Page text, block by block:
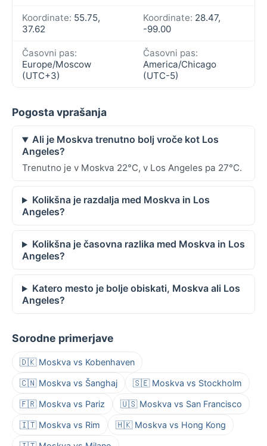
Koordinate: 55.75,
37.62
Koordinate: 28.47,
-99.00
Časovni pas:
Europe/Moscow
(UTC+3)
Časovni pas:
America/Chicago
(UTC-5)
Pogosta vprašanja
Ali je Moskva trenutno bolj vroče kot Los
Angeles?
Trenutno je v Moskva 22°C, v Los Angeles pa 27°C.
Kolikšna je razdalja med Moskva in Los
Angeles?
Kolikšna je časovna razlika med Moskva in Los
Angeles?
Katero mesto je bolje obiskati, Moskva ali Los
Angeles?
Sorodne primerjave
🇩🇰 Moskva vs Kobenhaven
🇨🇳 Moskva vs Šanghaj 🇸🇪 Moskva vs Stockholm
🇫🇷 Moskva vs Pariz 🇺🇸 Moskva vs San Francisco
🇮🇹 Moskva vs Rim 🇭🇰 Moskva vs Hong Kong